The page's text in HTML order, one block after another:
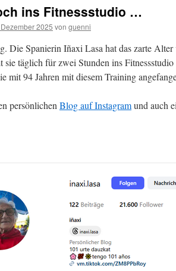
ins Fitnessstudio …
2025 von guenni
Die Spanierin Iñaxi Lasa hat das zarte
sie täglich für zwei Stunden ins
mit 94 Jahren mit diesem Training
persönlichen Blog auf Instagramund auch